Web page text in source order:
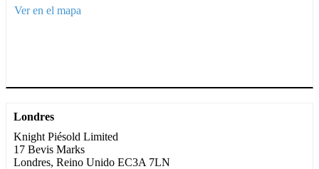
Ver en el mapa
Londres
Knight Piésold Limited
17 Bevis Marks
Londres, Reino Unido EC3A 7LN